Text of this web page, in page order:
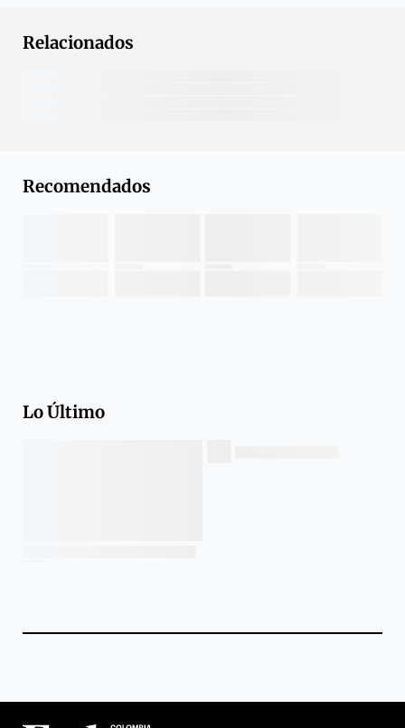
Relacionados
Recomendados
Lo Último